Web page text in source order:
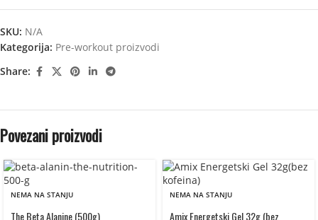
SKU: N/A
Kategorija: Pre-workout proizvodi
Share:
Povezani proizvodi
NEMA NA STANJU
The Beta Alanine (500g)
NEMA NA STANJU
Amix Energetski Gel 32g (bez